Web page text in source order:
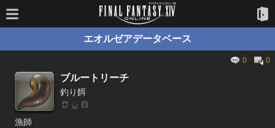
エオルゼアデータベース
0 0
ブルートリーチ
釣り餌
漁師